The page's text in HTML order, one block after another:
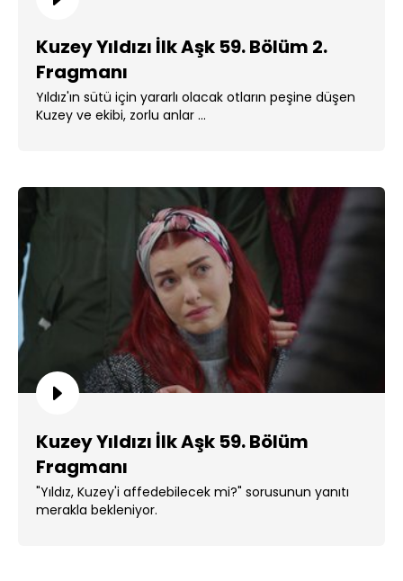
Kuzey Yıldızı İlk Aşk 59. Bölüm 2.
Fragmanı
Yıldız'ın sütü için yararlı olacak otların peşine düşen
Kuzey ve ekibi, zorlu anlar ...
Kuzey Yıldızı İlk Aşk 59. Bölüm
Fragmanı
"Yıldız, Kuzey'i affedebilecek mi?" sorusunun yanıtı
merakla bekleniyor.